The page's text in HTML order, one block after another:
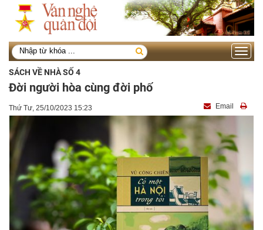
Toggle
SÁCH VỀ NHÀ SỐ 4
Đời người hòa cùng đời phố
Thứ Tư, 25/10/2023 15:23 Email